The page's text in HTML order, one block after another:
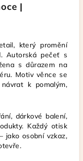
|
který promění
Autorská pečeť s
s důrazem na
Motiv věnce se
k pomalým,
dárkové balení,
Každý otisk
jako osobní vzkaz,